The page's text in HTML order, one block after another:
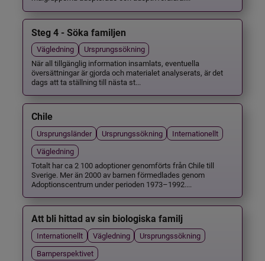
Steg 4 - Söka familjen
Vägledning
Ursprungssökning
När all tillgänglig information insamlats, eventuella
översättningar är gjorda och materialet analyserats, är det
dags att ta ställning till nästa st...
Chile
Ursprungsländer Ursprungssökning
Internationellt
Vägledning
Totalt har ca 2 100 adoptioner genomförts från Chile till
Sverige. Mer än 2000 av barnen förmedlades genom
Adoptionscentrum under perioden 1973–1992....
Att bli hittad av sin biologiska familj
Internationellt Vägledning
Ursprungssökning
Barnperspektivet